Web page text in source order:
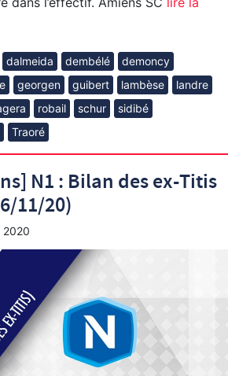
dalmeida dembélé
demoncy
georgen guibert lambèse
landre
robail schur
sidibé
Traoré
N1 : Bilan des ex-Titis
11/20)
2020